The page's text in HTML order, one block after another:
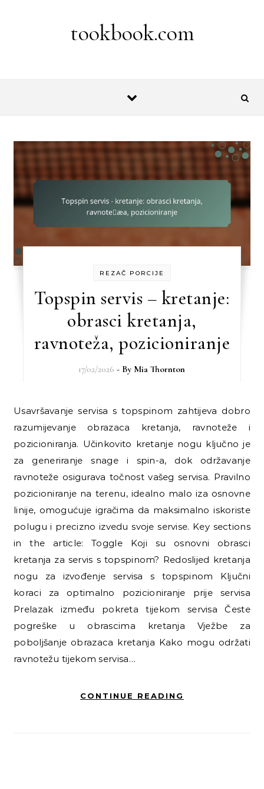
tookbook.com
REZAČ PORCIJE
Topspin servis – kretanje:
obrasci kretanja,
ravnoteža, pozicioniranje
17/02/2026 - By Mia Thornton
Usavršavanje servisa s topspinom zahtijeva dobro
razumijevanje obrazaca kretanja, ravnoteže i
pozicioniranja. Učinkovito kretanje nogu ključno je
za generiranje snage i spin-a, dok održavanje
ravnoteže osigurava točnost vašeg servisa. Pravilno
pozicioniranje na terenu, idealno malo iza osnovne
linije, omogućuje igračima da maksimalno iskoriste
polugu i precizno izvedu svoje servise. Key sections
in the article: Toggle Koji su osnovni obrasci
kretanja za servis s topspinom? Redoslijed kretanja
nogu za izvođenje servisa s topspinom Ključni
koraci za optimalno pozicioniranje prije servisa
Prelazak između pokreta tijekom servisa Česte
pogreške u obrascima kretanja Vježbe za
poboljšanje obrazaca kretanja Kako mogu održati
ravnotežu tijekom servisa…
CONTINUE READING